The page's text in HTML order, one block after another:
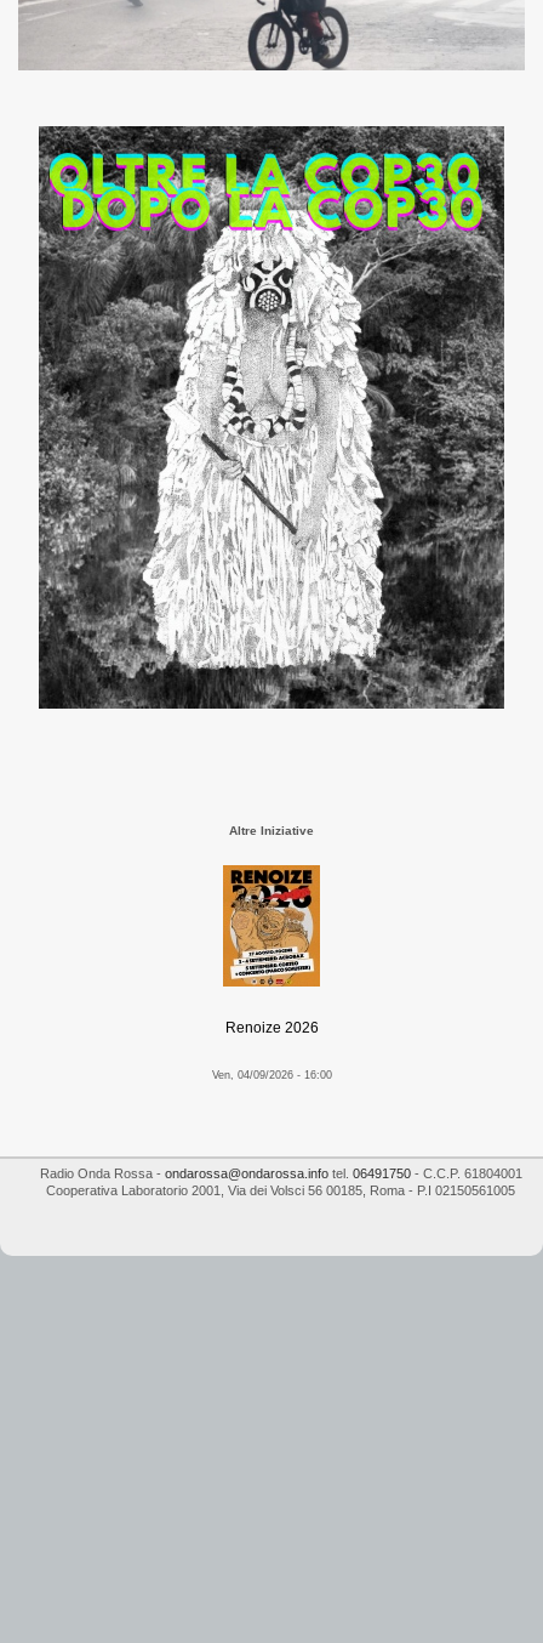
Altre Iniziative
Renoize 2026
Ven, 04/09/2026 - 16:00
Radio Onda Rossa- ondarossa@ondarossa.infotel. 06491750- C.C.P. 61804001
Cooperativa Laboratorio 2001
Via dei Volsci 56 00185 Roma - P.I 02150561005